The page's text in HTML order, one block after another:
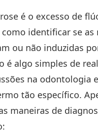
é o excesso de
identificar se as
ou não induzidas
é algo simples de
na odontologia
tão específico.
maneiras de